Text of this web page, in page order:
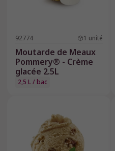
92774 1 unité
Moutarde de Meaux
Pommery® - Crème
glacée 2.5L
2,5 L / bac